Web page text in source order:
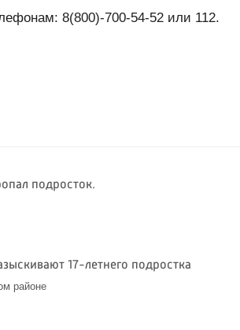
8(800)-700-54-52 или 112.
подросток.
17-летнего подростка
районе